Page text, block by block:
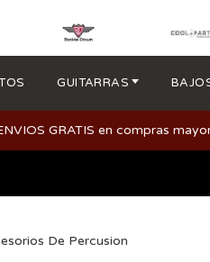
GUITARRAS
GRATIS en compras
De Percusion